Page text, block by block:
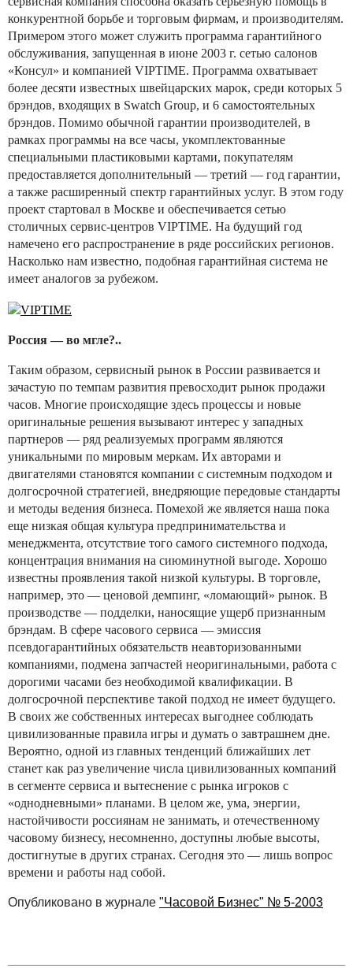
конкурентной борьбе и торговым фирмам, и производителям.
Примером этого может служить программа гарантийного
обслуживания, запущенная в июне 2003 г. сетью салонов
«Консул» и компанией VIPTIME. Программа охватывает
более десяти известных швейцарских марок, среди которых 5
брэндов, входящих в Swatch Group, и 6 самостоятельных
брэндов. Помимо обычной гарантии производителей, в
рамках программы на все часы, укомплектованные
специальными пластиковыми картами, покупателям
предоставляется дополнительный — третий — год гарантии,
а также расширенный спектр гарантийных услуг. В этом году
проект стартовал в Москве и обеспечивается сетью
столичных сервис-центров VIPTIME. На будущий год
намечено его распространение в ряде российских регионов.
Насколько нам известно, подобная гарантийная система не
имеет аналогов за рубежом.
Россия — во мгле?..
Таким образом, сервисный рынок в России развивается и
зачастую по темпам развития превосходит рынок продажи
часов. Многие происходящие здесь процессы и новые
оригинальные решения вызывают интерес у западных
партнеров — ряд реализуемых программ являются
уникальными по мировым меркам. Их авторами и
двигателями становятся компании с системным подходом и
долгосрочной стратегией, внедряющие передовые стандарты
и методы ведения бизнеса. Помехой же является наша пока
еще низкая общая культура предпринимательства и
менеджмента, отсутствие того самого системного подхода,
концентрация внимания на сиюминутной выгоде. Хорошо
известны проявления такой низкой культуры. В торговле,
например, это — ценовой демпинг, «ломающий» рынок. В
производстве — подделки, наносящие ущерб признанным
брэндам. В сфере часового сервиса — эмиссия
псевдогарантийных обязательств неавторизованными
компаниями, подмена запчастей неоригинальными, работа с
дорогими часами без необходимой квалификации. В
долгосрочной перспективе такой подход не имеет будущего.
В своих же собственных интересах выгоднее соблюдать
цивилизованные правила игры и думать о завтрашнем дне.
Вероятно, одной из главных тенденций ближайших лет
станет как раз увеличение числа цивилизованных компаний
в сегменте сервиса и вытеснение с рынка игроков с
«однодневными» планами. В целом же, ума, энергии,
настойчивости россиянам не занимать, и отечественному
часовому бизнесу, несомненно, доступны любые высоты,
достигнутые в других странах. Сегодня это — лишь вопрос
времени и работы над собой.
Опубликовано в журнале "Часовой Бизнес" № 5-2003